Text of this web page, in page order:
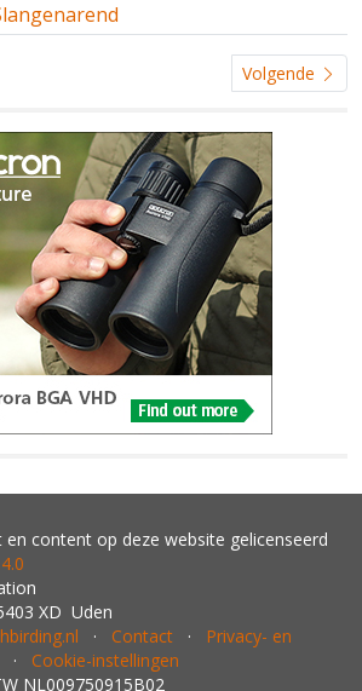
Volgende
content op deze website gelicenseerd
XD Uden
· Contact · Privacy- en
· Cookie-instellingen
NL009750915B02